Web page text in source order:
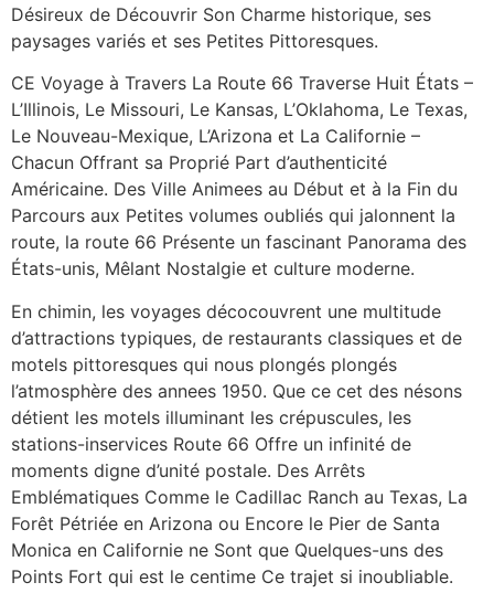
Désireux de Découvrir Son Charme historique, ses
paysages variés et ses Petites Pittoresques.
CE Voyage à Travers La Route 66 Traverse Huit États –
L’Illinois, Le Missouri, Le Kansas, L’Oklahoma, Le Texas,
Le Nouveau-Mexique, L’Arizona et La Californie –
Chacun Offrant sa Proprié Part d’authenticité
Américaine. Des Ville Animees au Début et à la Fin du
Parcours aux Petites volumes oubliés qui jalonnent la
route, la route 66 Présente un fascinant Panorama des
États-unis, Mêlant Nostalgie et culture moderne.
En chimin, les voyages décocouvrent une multitude
d’attractions typiques, de restaurants classiques et de
motels pittoresques qui nous plongés plongés
l’atmosphère des annees 1950. Que ce cet des nésons
détient les motels illuminant les crépuscules, les
stations-inservices Route 66 Offre un infinité de
moments digne d’unité postale. Des Arrêts
Emblématiques Comme le Cadillac Ranch au Texas, La
Forêt Pétriée en Arizona ou Encore le Pier de Santa
Monica en Californie ne Sont que Quelques-uns des
Points Fort qui est le centime Ce trajet si inoubliable.